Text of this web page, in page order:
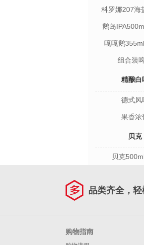
科罗娜207海
鹅岛
嘎嘎鹅
组合装
精酿白
德式风
果香浓
贝克
贝克
品类齐全，
购物指南